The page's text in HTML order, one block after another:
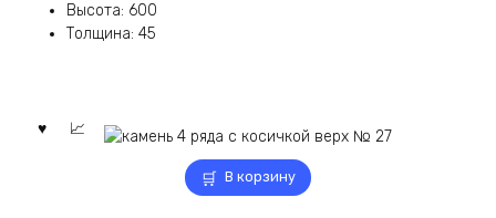
Высота: 600
Толщина: 45
В корзину